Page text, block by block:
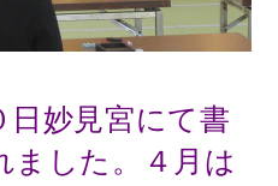
日妙見宮にて書
ました。４月は